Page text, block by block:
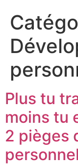
Plus tu
moins tu
2 pièges
personnel